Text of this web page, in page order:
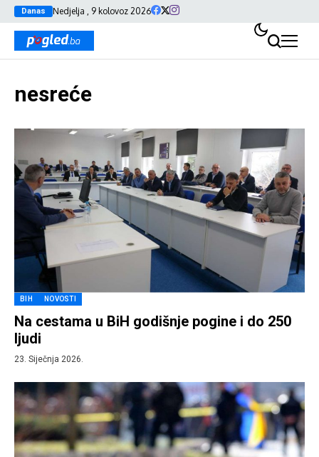
Danas Nedjelja , 9 kolovoz 2026
nesreće
BIH NOVOSTI
Na cestama u BiH godišnje pogine i do 250
ljudi
23. Siječnja 2026.